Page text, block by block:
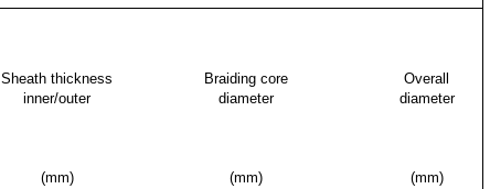
Sheath thickness
inner/outer
Braiding core
diameter
Overall
diameter
(mm) (mm) (mm)